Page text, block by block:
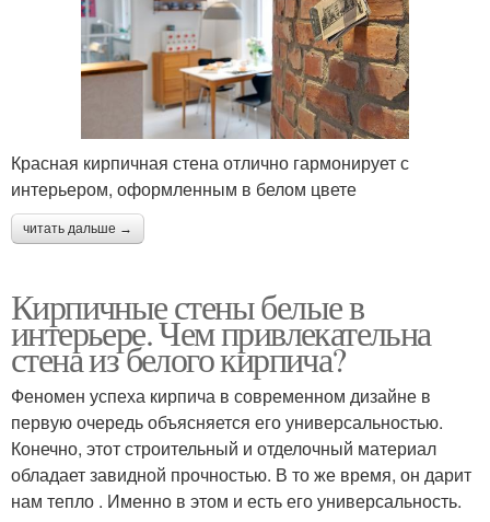
Красная кирпичная стена отлично гармонирует с
интерьером, оформленным в белом цвете
читать дальше →
Кирпичные стены белые в
интерьере. Чем привлекательна
стена из белого кирпича?
Феномен успеха кирпича в современном дизайне в
первую очередь объясняется его универсальностью.
Конечно, этот строительный и отделочный материал
обладает завидной прочностью. В то же время, он дарит
нам тепло . Именно в этом и есть его универсальность.